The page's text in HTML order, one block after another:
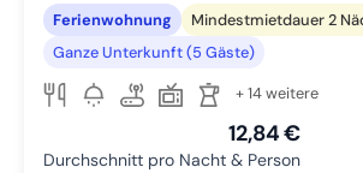
Ferienwohnung
Mindestmietdauer 2
Ganze Unterkunft (5 Gäste)
+ 14 weitere
12,84 €
Durchschnitt pro Nacht & Person